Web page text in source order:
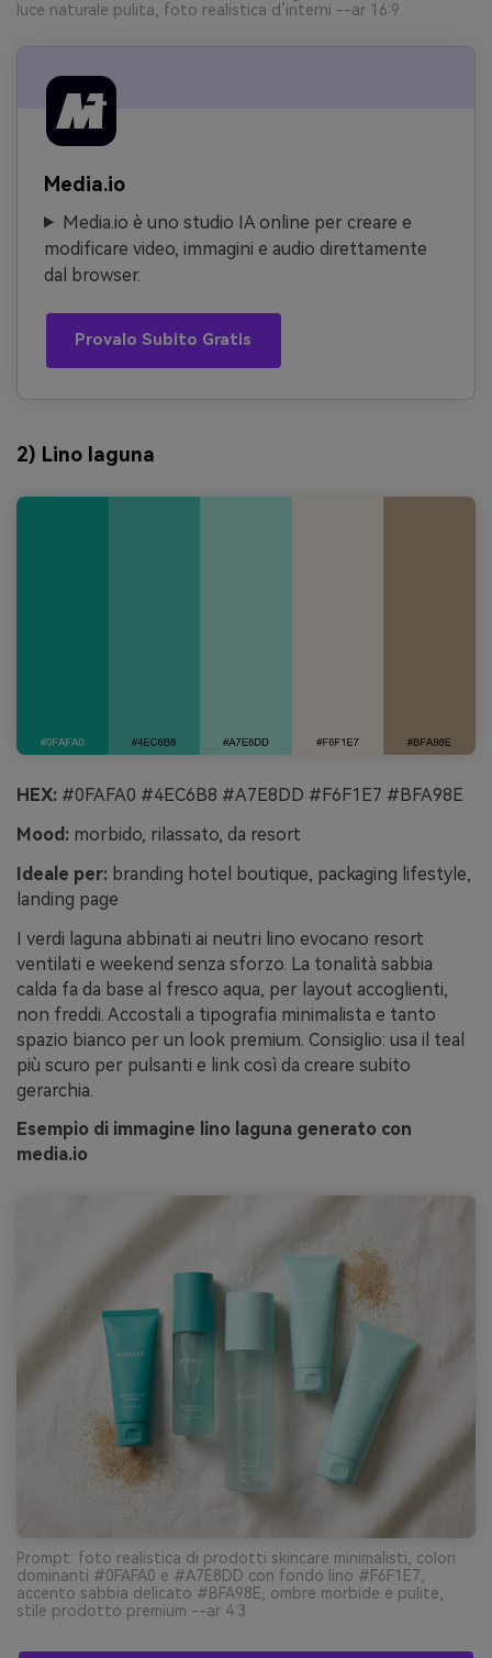
luce naturale pulita, foto realistica d’interni --ar 16:9
Media.io
Media.io è uno studio IA online per creare e
modificare video, immagini e audio direttamente
dal browser.
Provalo Subito Gratis
2) Lino laguna
HEX: #0FAFA0 #4EC6B8 #A7E8DD #F6F1E7 #BFA98E
Mood: morbido, rilassato, da resort
Ideale per: branding hotel boutique, packaging lifestyle,
landing page
I verdi laguna abbinati ai neutri lino evocano resort
ventilati e weekend senza sforzo. La tonalità sabbia
calda fa da base al fresco aqua, per layout accoglienti,
non freddi. Accostali a tipografia minimalista e tanto
spazio bianco per un look premium. Consiglio: usa il teal
più scuro per pulsanti e link così da creare subito
gerarchia.
Esempio di immagine lino laguna generato con
media.io
Prompt: foto realistica di prodotti skincare minimalisti, colori
dominanti #0FAFA0 e #A7E8DD con fondo lino #F6F1E7,
accento sabbia delicato #BFA98E, ombre morbide e pulite,
stile prodotto premium --ar 4:3